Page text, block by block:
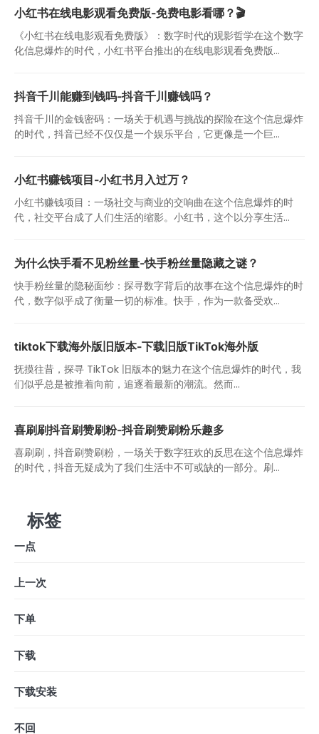
小红书在线电影观看免费版-免费电影看哪？🎬
《小红书在线电影观看免费版》：数字时代的观影哲学在这个数字
化信息爆炸的时代，小红书平台推出的在线电影观看免费版...
抖音千川能赚到钱吗-抖音千川赚钱吗？
抖音千川的金钱密码：一场关于机遇与挑战的探险在这个信息爆炸
的时代，抖音已经不仅仅是一个娱乐平台，它更像是一个巨...
小红书赚钱项目-小红书月入过万？
小红书赚钱项目：一场社交与商业的交响曲在这个信息爆炸的时
代，社交平台成了人们生活的缩影。小红书，这个以分享生活...
为什么快手看不见粉丝量-快手粉丝量隐藏之谜？
快手粉丝量的隐秘面纱：探寻数字背后的故事在这个信息爆炸的时
代，数字似乎成了衡量一切的标准。快手，作为一款备受欢...
tiktok下载海外版旧版本-下载旧版TikTok海外版
抚摸往昔，探寻 TikTok 旧版本的魅力在这个信息爆炸的时代，我
们似乎总是被推着向前，追逐着最新的潮流。然而...
喜刷刷抖音刷赞刷粉-抖音刷赞刷粉乐趣多
喜刷刷，抖音刷赞刷粉，一场关于数字狂欢的反思在这个信息爆炸
的时代，抖音无疑成为了我们生活中不可或缺的一部分。刷...
标签
一点
上一次
下单
下载
下载安装
不回